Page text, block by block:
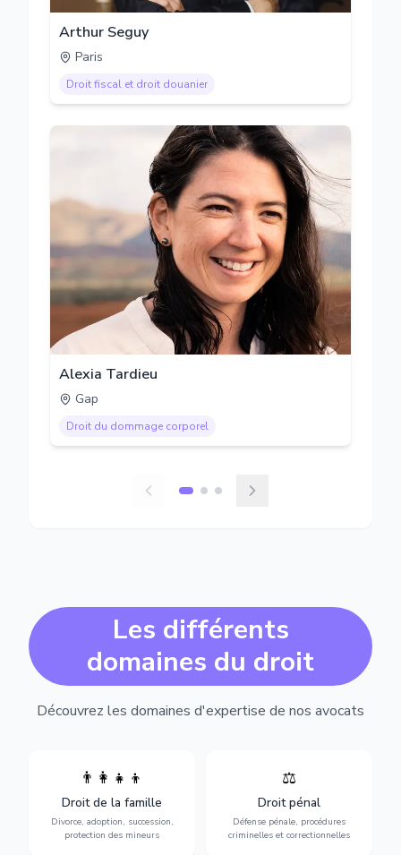
Arthur Seguy
Paris
Droit fiscal et droit douanier
Alexia Tardieu
Gap
Droit du dommage corporel
Les différents
domaines du droit
Découvrez les domaines d'expertise de nos avocats
👨‍👩‍👧‍👦
Droit de la famille
Divorce, adoption, succession,
protection des mineurs
Divorce, garde d'enfants,
adoption, succession et
protection des personnes
vulnérables.
⚖️
Droit pénal
Défense pénale, procédures
criminelles et correctionnelles
Expertise en matière pénale,
vue jusqu'au procès, pour
toute affaire correctionnelle
ou criminelle.